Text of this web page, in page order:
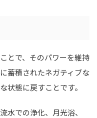
とで、そのパワーを維持
蓄積されたネガティブな
状態に戻すことです。
水での浄化、月光浴、